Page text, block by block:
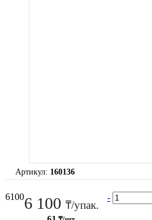
Артикул: 160136
61006 100 ₸/упак.
-